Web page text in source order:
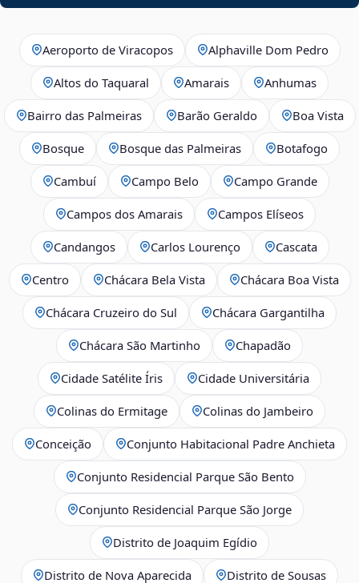
Aeroporto de Viracopos Alphaville Dom Pedro
Altos do Taquaral Amarais Anhumas
Bairro das Palmeiras Barão Geraldo Boa Vista
Bosque Bosque das Palmeiras Botafogo
Cambuí Campo Belo Campo Grande
Campos dos Amarais Campos Elíseos
Candangos Carlos Lourenço Cascata
Centro Chácara Bela Vista Chácara Boa Vista
Chácara Cruzeiro do Sul Chácara Gargantilha
Chácara São Martinho Chapadão
Cidade Satélite Íris Cidade Universitária
Colinas do Ermitage Colinas do Jambeiro
Conceição Conjunto Habitacional Padre Anchieta
Conjunto Residencial Parque São Bento
Conjunto Residencial Parque São Jorge
Distrito de Joaquim Egídio
Distrito de Nova Aparecida Distrito de Sousas